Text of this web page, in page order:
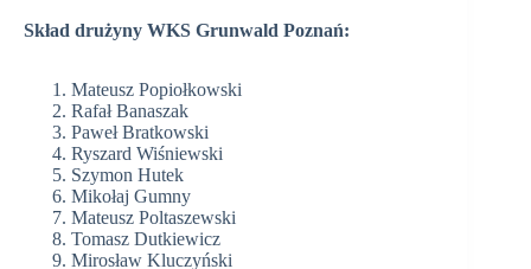
Skład drużyny WKS Grunwald Poznań:
Mateusz Popiołkowski
Rafał Banaszak
Paweł Bratkowski
Ryszard Wiśniewski
Szymon Hutek
Mikołaj Gumny
Mateusz Poltaszewski
Tomasz Dutkiewicz
Mirosław Kluczyński